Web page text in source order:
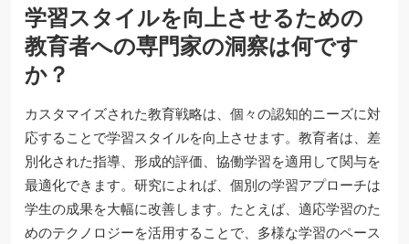
学習スタイルを向上させるための
教育者への専門家の洞察は何です
か？
カスタマイズされた教育戦略は、個々の認知的ニーズに対
応することで学習スタイルを向上させます。教育者は、差
別化された指導、形成的評価、協働学習を適用して関与を
最適化できます。研究によれば、個別の学習アプローチは
学生の成果を大幅に改善します。たとえば、適応学習のた
めのテクノロジーを活用することで、多様な学習のペース